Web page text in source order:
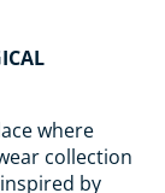
where
collection
by